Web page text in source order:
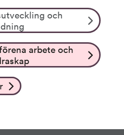
och
arbete och